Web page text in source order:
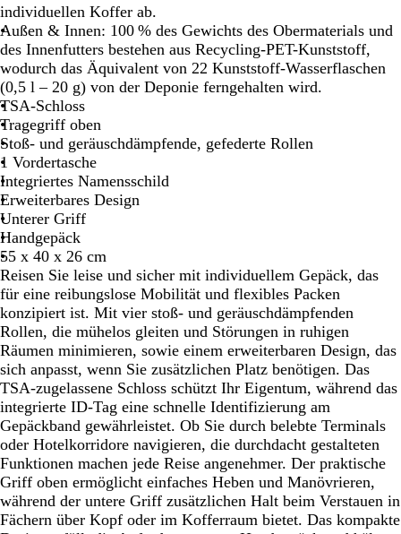
w
a
r
z
i
n
e
b
l
a
u
F
E
R
N
G
R
Ü
N
individuellen Koffer ab.
Außen & Innen: 100 % des Gewichts des Obermaterials und
des Innenfutters bestehen aus Recycling-PET-Kunststoff,
wodurch das Äquivalent von 22 Kunststoff-Wasserflaschen
(0,5 l – 20 g) von der Deponie ferngehalten wird.
TSA-Schloss
Tragegriff oben
Stoß- und geräuschdämpfende, gefederte Rollen
1 Vordertasche
Integriertes Namensschild
Erweiterbares Design
Unterer Griff
Handgepäck
55 x 40 x 26 cm
Reisen Sie leise und sicher mit individuellem Gepäck, das
für eine reibungslose Mobilität und flexibles Packen
konzipiert ist. Mit vier stoß- und geräuschdämpfenden
Rollen, die mühelos gleiten und Störungen in ruhigen
Räumen minimieren, sowie einem erweiterbaren Design, das
sich anpasst, wenn Sie zusätzlichen Platz benötigen. Das
TSA-zugelassene Schloss schützt Ihr Eigentum, während das
integrierte ID-Tag eine schnelle Identifizierung am
Gepäckband gewährleistet. Ob Sie durch belebte Terminals
oder Hotelkorridore navigieren, die durchdacht gestalteten
Funktionen machen jede Reise angenehmer. Der praktische
Griff oben ermöglicht einfaches Heben und Manövrieren,
während der untere Griff zusätzlichen Halt beim Verstauen in
Fächern über Kopf oder im Kofferraum bietet. Das kompakte